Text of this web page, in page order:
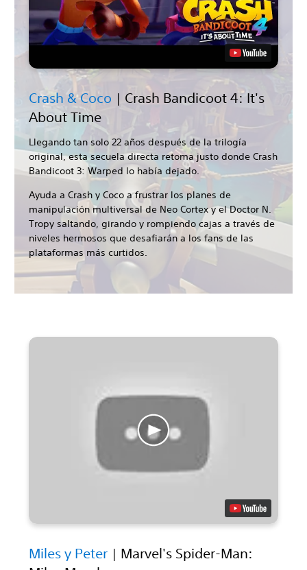
Crash & Coco | Crash Bandicoot 4: It's
About Time
Llegando tan solo 22 años después de la trilogía
original, esta secuela directa retoma justo donde Crash
Bandicoot 3: Warped lo había dejado.
Ayuda a Crash y Coco a frustrar los planes de
manipulación multiversal de Neo Cortex y el Doctor N.
Tropy saltando, girando y rompiendo cajas a través de
niveles hermosos que desafiarán a los fans de las
plataformas más curtidos.
Miles y Peter | Marvel's Spider-Man: